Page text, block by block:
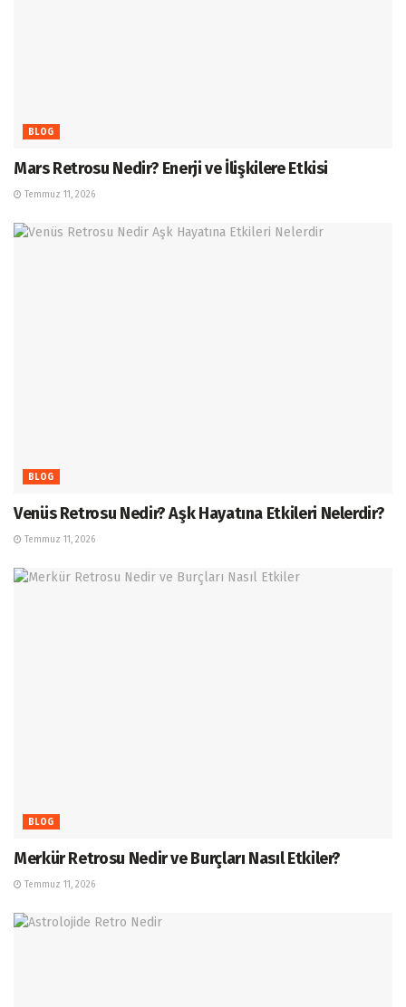
BLOG
Mars Retrosu Nedir? Enerji ve İlişkilere Etkisi
Temmuz 11, 2026
BLOG
Venüs Retrosu Nedir? Aşk Hayatına Etkileri Nelerdir?
Temmuz 11, 2026
BLOG
Merkür Retrosu Nedir ve Burçları Nasıl Etkiler?
Temmuz 11, 2026